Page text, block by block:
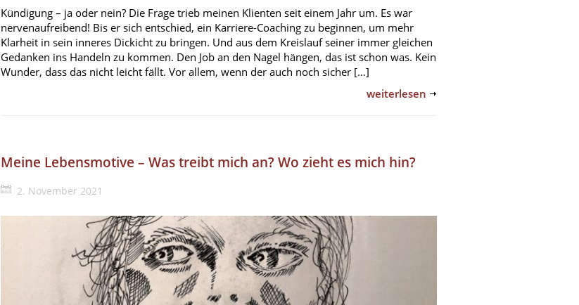
Kündigung – ja oder nein? Die Frage trieb meinen Klienten seit einem Jahr um. Es war
nervenaufreibend! Bis er sich entschied, ein Karriere-Coaching zu beginnen, um mehr
Klarheit in sein inneres Dickicht zu bringen. Und aus dem Kreislauf seiner immer gleichen
Gedanken ins Handeln zu kommen. Den Job an den Nagel hängen, das ist schon was. Kein
Wunder, dass das nicht leicht fällt. Vor allem, wenn der auch noch sicher […]
weiterlesen
Meine Lebensmotive – Was treibt mich an? Wo zieht es mich hin?
2. November 2021